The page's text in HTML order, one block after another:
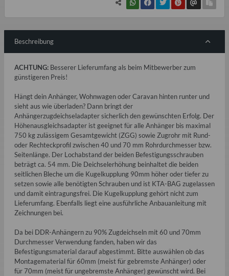
Beschreibung
ACHTUNG: Besserer Lieferumfang als beim Mitbewerber zum
günstigeren Preis!
Hängt dein Anhänger, Wohnwagen oder Caravan hinten runter und
sieht aus wie überladen? Dann bringt der
Anhängerzugdeichseladapter sicherlich den gewünschten Erfolg. Der
Höhenausgleichsadapter ist geeignet für alle Anhänger bis maximal
750 kg zulässigem Gesamtgewicht (ZGG) sowie Zugrohr mit Rund-
oder Rechteckprofil zwischen 40 und 70 mm Rohrdurchmesser bzw.
Seitenlänge. Der Lochabstand der beiden Befestigungsschrauben
beträgt ca. 54 mm. Die Deichselerhöhung beinhaltet die beiden
seitlichen Bleche um die Kugelkupplung 90mm höher oder tiefer zu
setzen sowie alle benötigten Schrauben und ist KTA-BAG zugelassen
und damit eintragungsfrei. Die Kugelkupplung gehört nicht zum
Lieferumfang. Ebenfalls liegt eine ausführliche Anbauanleitung mit
Zeichnungen bei.
Da bei DDR-Anhängern zu 90% Zugdeichseln mit 60 und 70mm
Durchmesser Verwendung fanden, haben wir das
Befestigungsmaterial darauf abgestimmt. Bitte auswählen ob das
Montagematerial für 60mm (meist für gebremste Anhänger) oder
für 70mm (meist für ungebremste Anhänger) gewünscht wird. Bei